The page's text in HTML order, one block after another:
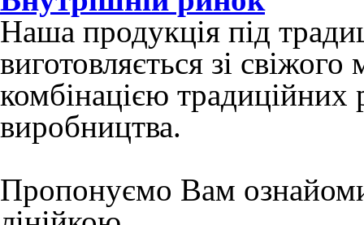
Наша продукція під
виготовляється зі свіжого
комбінацією традиційних
виробництва.
Пропонуємо Вам